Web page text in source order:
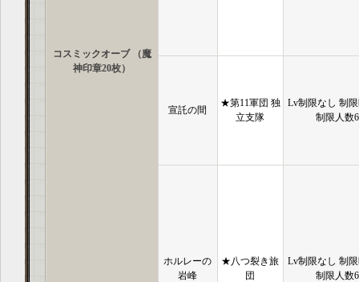
コスミックオーブ （魔
神印章20枚）
宣託の間
★第11軍団 独
立支隊
Lv制限なし 制
制限人数
ホルレーの
岩峰
★八つ裂き旅
団
Lv制限なし 制
制限人数